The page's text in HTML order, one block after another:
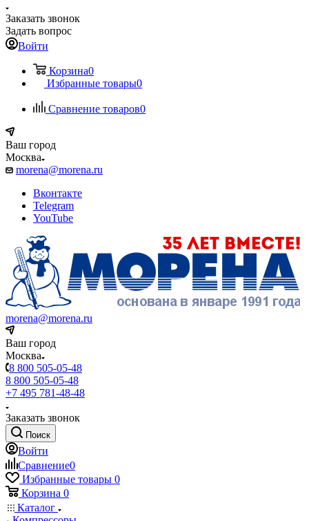
Заказать звонок
Задать вопрос
Войти
Корзина0
Избранные товары0
Сравнение товаров0
Ваш город
Москва
morena@morena.ru
Вконтакте
Telegram
YouTube
morena@morena.ru
Ваш город
Москва
8 800 505-05-48
8 800 505-05-48
+7 495 781-48-48
Заказать звонок
Поиск
Войти
Сравнение0
Избранные товары 0
Корзина 0
Каталог